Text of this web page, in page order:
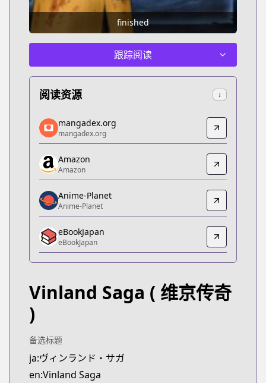
finished
跟踪阅读
阅读资源 ↓
mangadex.org
mangadex.org
https://mangadex.org/title/5d1fc77e-706a-4fc5-
Amazon
Amazon
https://www.amazon.co.jp/dp/B074C9PB88
Anime-Planet
Anime-Planet
https://www.anime-planet.com/manga/vinland-
eBookJapan
eBookJapan
Official Raw
Kitsu
Kitsu
https://kitsu.app/manga/1456
CDJapan
mangadex.org
mangadex.org
Amazon
Amazon
Anime-Planet
Anime-Planet
eBookJapan
eBookJapan
Vinland Saga ( 维京传奇
)
备选标题
ja:ヴィンランド・サガ
en:Vinland Saga